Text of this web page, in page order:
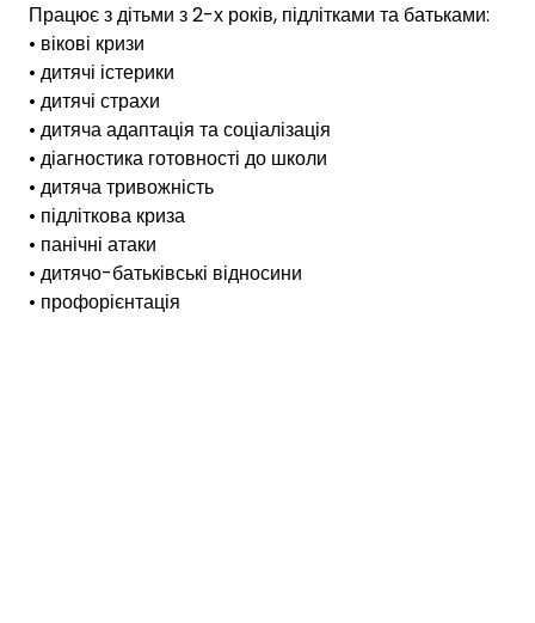
Працює з дітьми з 2-х років, підлітками та батьками:
• вікові кризи
• дитячі істерики
• дитячі страхи
• дитяча адаптація та соціалізація
• діагностика готовності до школи
• дитяча тривожність
• підліткова криза
• панічні атаки
• дитячо-батьківські відносини
• профорієнтація